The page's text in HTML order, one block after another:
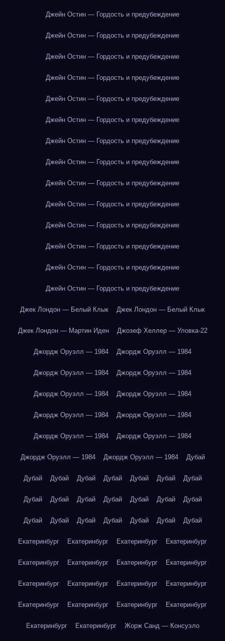
Джейн Остин — Гордость и предубеждение
Джейн Остин — Гордость и предубеждение
Джейн Остин — Гордость и предубеждение
Джейн Остин — Гордость и предубеждение
Джейн Остин — Гордость и предубеждение
Джейн Остин — Гордость и предубеждение
Джейн Остин — Гордость и предубеждение
Джейн Остин — Гордость и предубеждение
Джейн Остин — Гордость и предубеждение
Джейн Остин — Гордость и предубеждение
Джейн Остин — Гордость и предубеждение
Джейн Остин — Гордость и предубеждение
Джейн Остин — Гордость и предубеждение
Джейн Остин — Гордость и предубеждение
Джек Лондон — Белый Клык Джек Лондон — Белый Клык
Джек Лондон — Мартин Иден Джозеф Хеллер — Уловка-22
Джордж Оруэлл — 1984 Джордж Оруэлл — 1984
Джордж Оруэлл — 1984 Джордж Оруэлл — 1984
Джордж Оруэлл — 1984 Джордж Оруэлл — 1984
Джордж Оруэлл — 1984 Джордж Оруэлл — 1984
Джордж Оруэлл — 1984 Джордж Оруэлл — 1984
Джордж Оруэлл — 1984 Джордж Оруэлл — 1984 Дубай
Дубай Дубай Дубай Дубай Дубай Дубай Дубай
Дубай Дубай Дубай Дубай Дубай Дубай Дубай
Дубай Дубай Дубай Дубай Дубай Дубай Дубай
Екатеринбург Екатеринбург Екатеринбург Екатеринбург
Екатеринбург Екатеринбург Екатеринбург Екатеринбург
Екатеринбург Екатеринбург Екатеринбург Екатеринбург
Екатеринбург Екатеринбург Екатеринбург Екатеринбург
Екатеринбург Екатеринбург Жорж Санд — Консуэло